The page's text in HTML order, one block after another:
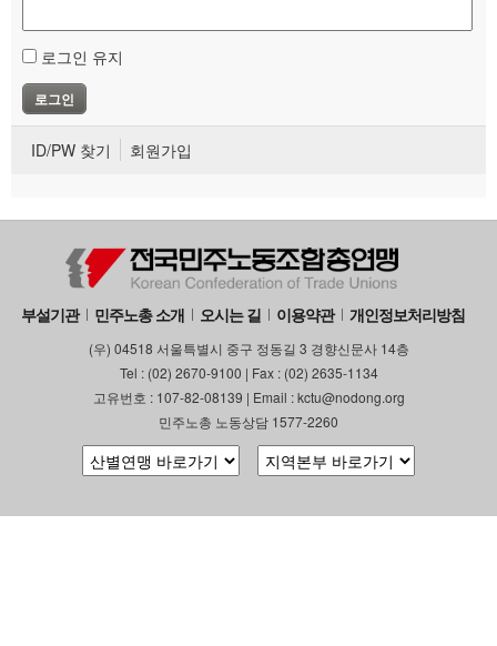
로그인 유지
ID/PW 찾기 회원가입
부설기관 민주노총 소개 오시는 길 이용약관 개인정보처리방침
(우) 04518 서울특별시 중구 정동길 3 경향신문사 14층
Tel : (02) 2670-9100 | Fax : (02) 2635-1134
고유번호 : 107-82-08139 | Email : kctu@nodong.org
민주노총 노동상담 1577-2260